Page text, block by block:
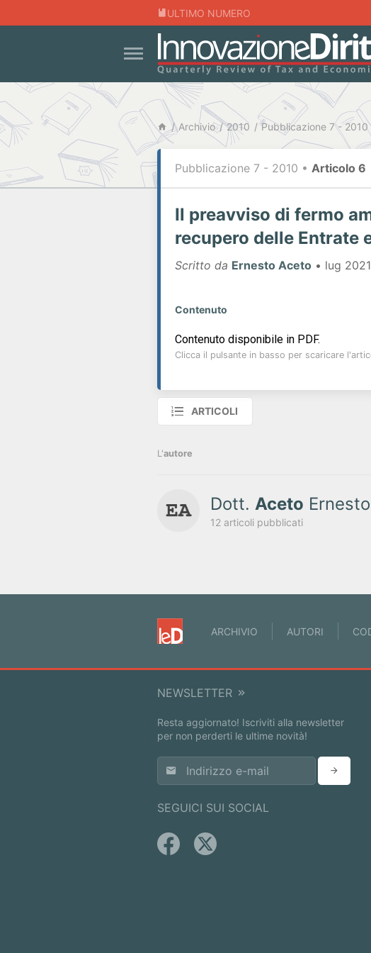
ULTIMO NUMERO
Archivio 2010 Pubblicazione 7 - 2010
Pubblicazione 7 - 2010 • Articolo 6
Il preavviso di fermo
recupero delle Entrate
Scritto da Ernesto Aceto • lug 2021
Contenuto
Contenuto disponibile in PDF.
Clicca il pulsante in basso per scaricare
ARTICOLI
L'autore
Dott. Aceto Ernesto
12 articoli pubblicati
ARCHIVIO AUTORI
NEWSLETTER
Resta aggiornato! Iscriviti alla newsletter
per non perderti le ultime novità!
SEGUICI SUI SOCIAL